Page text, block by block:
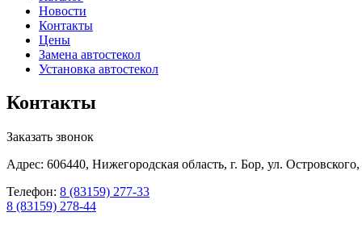
Новости
Контакты
Цены
Замена автостекол
Установка автостекол
Контакты
Заказать звонок
Адрес: 606440, Нижегородская область, г. Бор, ул.
Телефон: 8 (83159) 277-33
8 (83159) 278-44